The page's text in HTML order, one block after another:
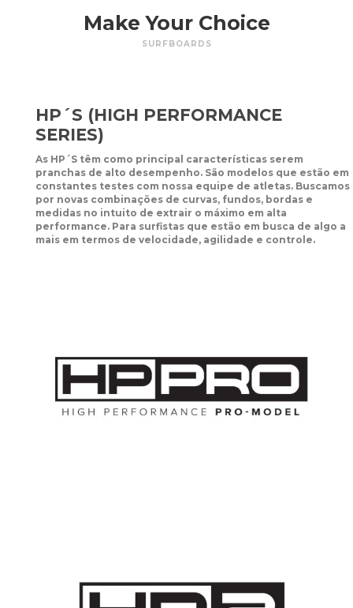
Make Your Choice
SURFBOARDS
HP´S (HIGH PERFORMANCE
SERIES)
As HP´S têm como principal características serem
pranchas de alto desempenho. São modelos que estão em
constantes testes com nossa equipe de atletas. Buscamos
por novas combinações de curvas, fundos, bordas e
medidas no intuito de extrair o máximo em alta
performance. Para surfistas que estão em busca de algo a
mais em termos de velocidade, agilidade e controle.